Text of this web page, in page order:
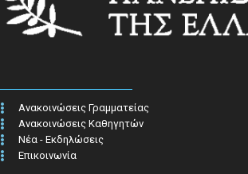
Ανακοινώσεις Γραμματείας
Ανακοινώσεις Καθηγητών
Νέα - Εκδηλώσεις
Επικοινωνία